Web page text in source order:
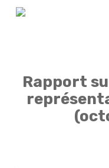
Skip
Rapport